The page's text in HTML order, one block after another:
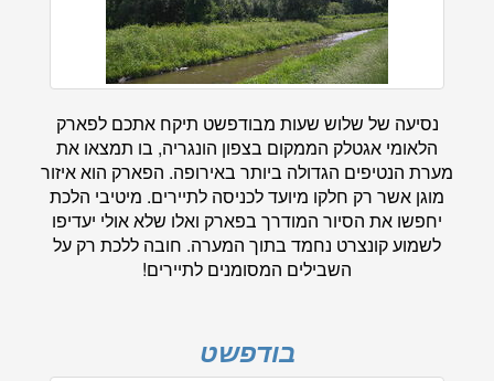
נסיעה של שלוש שעות מבודפשט תיקח אתכם לפארק
הלאומי אגטלק הממקום בצפון הונגריה, בו תמצאו את
מערת הנטיפים הגדולה ביותר באירופה. הפארק הוא איזור
מוגן אשר רק חלקו מיועד לכניסה לתיירים. מיטיבי הלכת
יחפשו את הסיור המודרך בפארק ואלו שלא אולי יעדיפו
לשמוע קונצרט נחמד בתוך המערה. חובה ללכת רק על
השבילים המסומנים לתיירים!
בודפשט